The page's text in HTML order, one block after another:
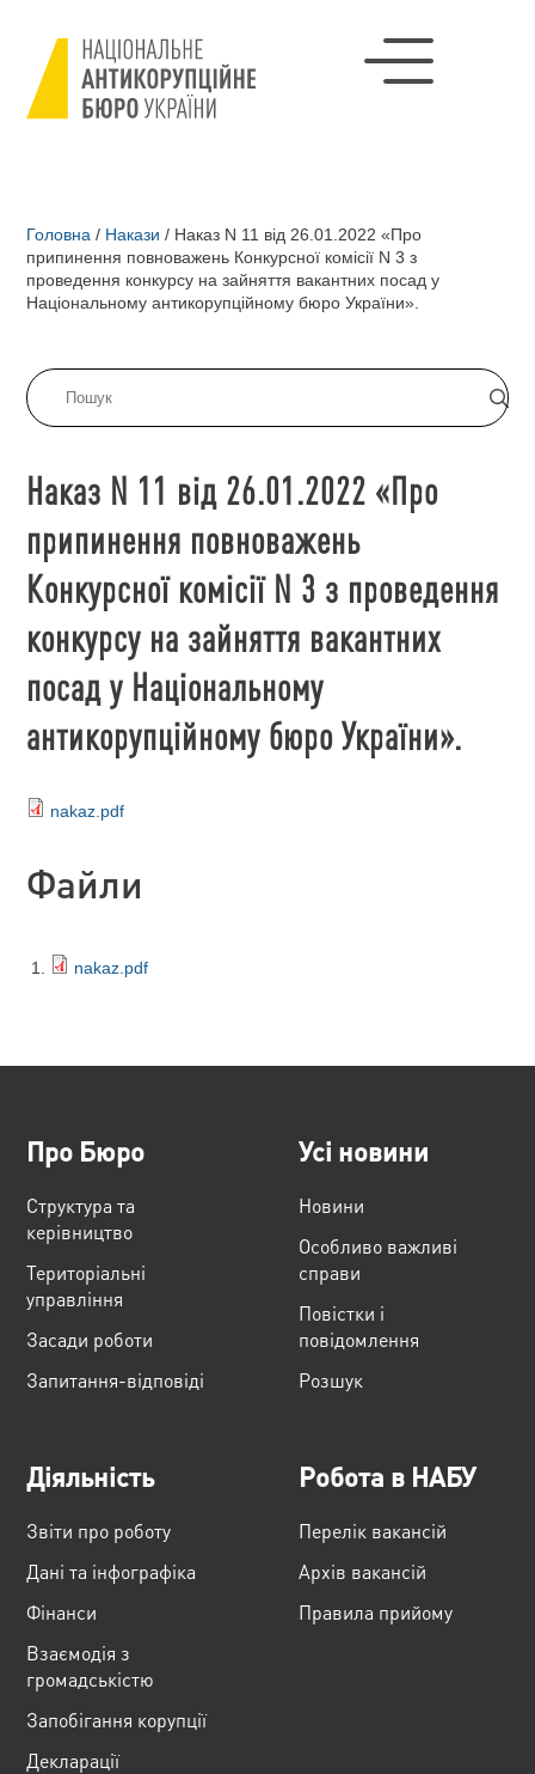
Головна / Накази / Наказ N 11 від 26.01.2022 «Про
припинення повноважень Конкурсної комісії N 3 з
проведення конкурсу на зайняття вакантних посад у
Національному антикорупційному бюро України».
Наказ N 11 від 26.01.2022 «Про
припинення повноважень
Конкурсної комісії N 3 з проведення
конкурсу на зайняття вакантних
посад у Національному
антикорупційному бюро України».
nakaz.pdf
Файли
nakaz.pdf
Про Бюро
Структура та
керівництво
Територіальні
управління
Засади роботи
Запитання-відповіді
Усі новини
Новини
Особливо важливі
справи
Повістки і
повідомлення
Розшук
Діяльність
Звіти про роботу
Дані та інфографіка
Фінанси
Взаємодія з
громадськістю
Запобігання корупції
Декларації
Робота в НАБУ
Перелік вакансій
Архів вакансій
Правила прийому